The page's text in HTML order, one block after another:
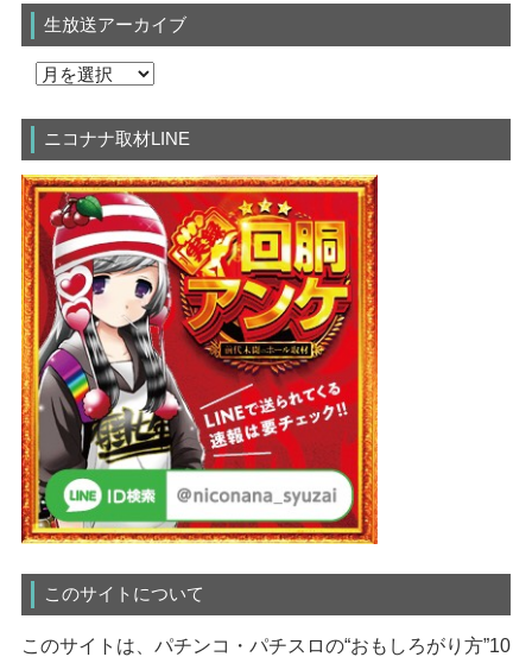
生放送アーカイブ
ニコナナ取材LINE
このサイトについて
このサイトは、パチンコ・パチスロの“おもしろがり方”10